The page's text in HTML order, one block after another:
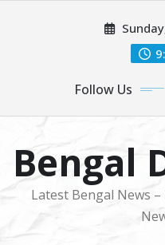
Follow Us
Bengal
Latest Bengal News